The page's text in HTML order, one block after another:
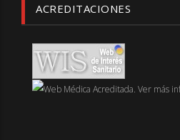
ACREDITACIONES